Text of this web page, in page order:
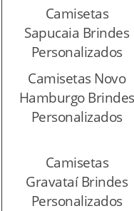
Camisetas
Sapucaia Brindes
Personalizados
Camisetas Novo
Hamburgo Brindes
Personalizados
Camisetas
Gravataí Brindes
Personalizados